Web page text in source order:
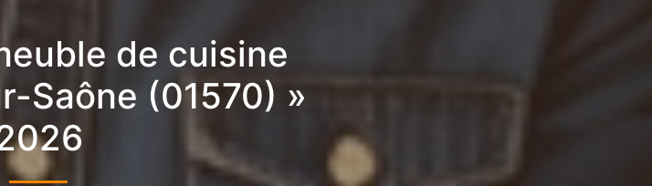
de cuisine
Saône (01570) »